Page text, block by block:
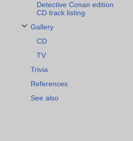
Detective Conan edition
CD track listing
Gallery
Toggle Gallery subsection
CD
TV
Trivia
References
See also